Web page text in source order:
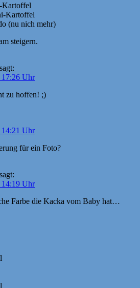
Kartoffel
Kartoffel
(nu nich mehr)
steigern.
sagt:
17:26 Uhr
zu hoffen! ;)
14:21 Uhr
für ein Foto?
sagt:
14:19 Uhr
Farbe die Kacka vom Baby hat…